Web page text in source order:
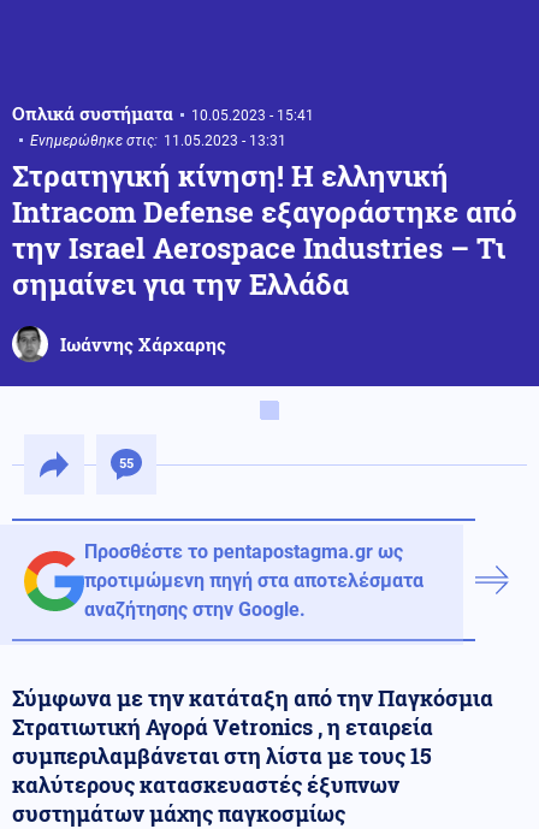
Οπλικά συστήματα
10.05.2023 - 15:41
Ενημερώθηκε στις: 11.05.2023 - 13:31
Στρατηγική κίνηση! Η ελληνική
Intracom Defense εξαγοράστηκε από
την Israel Aerospace Industries – Tι
σημαίνει για την Ελλάδα
Ιωάννης Χάρχαρης
55
Προσθέστε το pentapostagma.gr ως
προτιμώμενη πηγή στα αποτελέσματα
αναζήτησης στην Google.
Σύμφωνα με την κατάταξη από την Παγκόσμια
Στρατιωτική Αγορά Vetronics , η εταιρεία
συμπεριλαμβάνεται στη λίστα με τους 15
καλύτερους κατασκευαστές έξυπνων
συστημάτων μάχης παγκοσμίως